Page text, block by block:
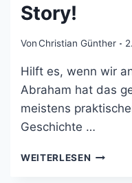
Story!
VonChristian Günther
Hilft es, wenn wir
Abraham hat das
meistens
Geschichte …
WEITERLESEN DIE